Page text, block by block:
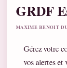
GRDF
MAXIME BENOIT
Gérez votre
vos alertes et